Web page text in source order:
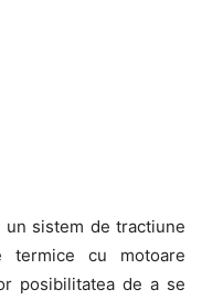
un sistem de tractiune
termice cu motoare
posibilitatea de a se